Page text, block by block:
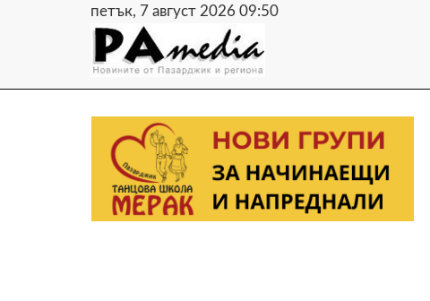
петък, 7 август 2026 09:50